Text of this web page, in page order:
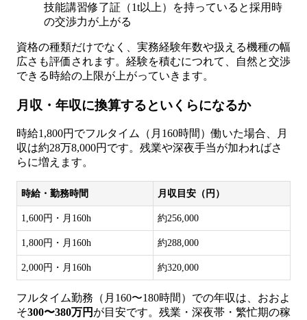
技能講習修了証（1t以上）を持っていると採用時
の交渉力が上がる
資格の種類だけでなく、実務経験年数や扱える機種の幅
広さも評価されます。経験を積むにつれて、自然と交渉
できる時給の上限が上がっていきます。
月収・年収に換算するといくらになるか
時給1,800円でフルタイム（月160時間）働いた場合、月
収は約28万8,000円です。残業や深夜手当が加わればさ
らに増えます。
時給・勤務時間 月収目安（円）
1,600円・月160h 約256,000
1,800円・月160h 約288,000
2,000円・月160h 約320,000
フルタイム勤務（月160〜180時間）での年収は、おおよ
そ300〜380万円 が目安です。残業・深夜帯・繁忙期の稼